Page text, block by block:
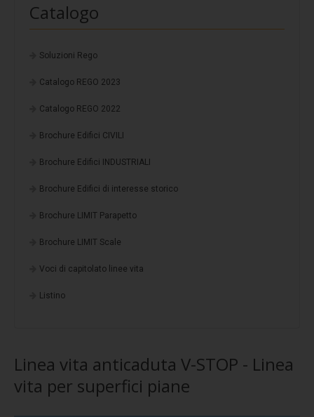
Stratigrafia 2
Stratigrafia 9
Stratigrafia 10
Finiture standard
Fotovoltaico
EasyFix
Potere insonorizzante
Resistenza alla corrosione
Catalogo
Soluzioni Rego
Catalogo REGO 2023
Catalogo REGO 2022
Brochure Edifici CIVILI
Brochure Edifici INDUSTRIALI
Brochure Edifici di interesse storico
Brochure LIMIT Parapetto
Brochure LIMIT Scale
Voci di capitolato linee vita
Listino
Linea vita anticaduta V-STOP - Linea
vita per superfici piane